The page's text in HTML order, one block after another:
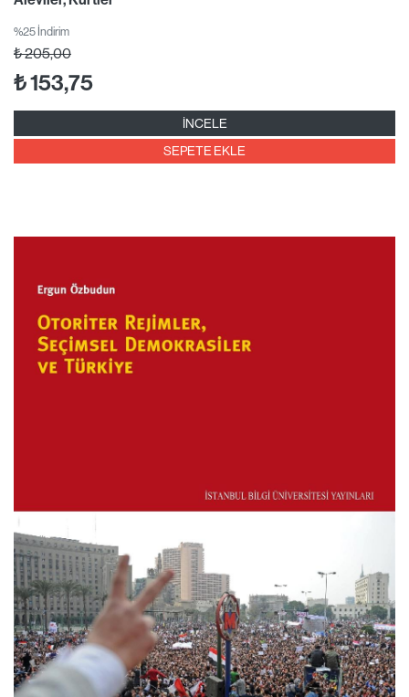
%25 İndirim
₺205,00
₺153,75
İNCELE
SEPETE EKLE